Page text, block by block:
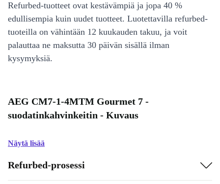
Refurbed-tuotteet ovat kestävämpiä ja jopa 40 %
edullisempia kuin uudet tuotteet. Luotettavilla refurbed-
tuoteilla on vähintään 12 kuukauden takuu, ja voit
palauttaa ne maksutta 30 päivän sisällä ilman
kysymyksiä.
AEG CM7-1-4MTM Gourmet 7 -
suodatinkahvinkeitin - Kuvaus
Näytä lisää
Refurbed-prosessi